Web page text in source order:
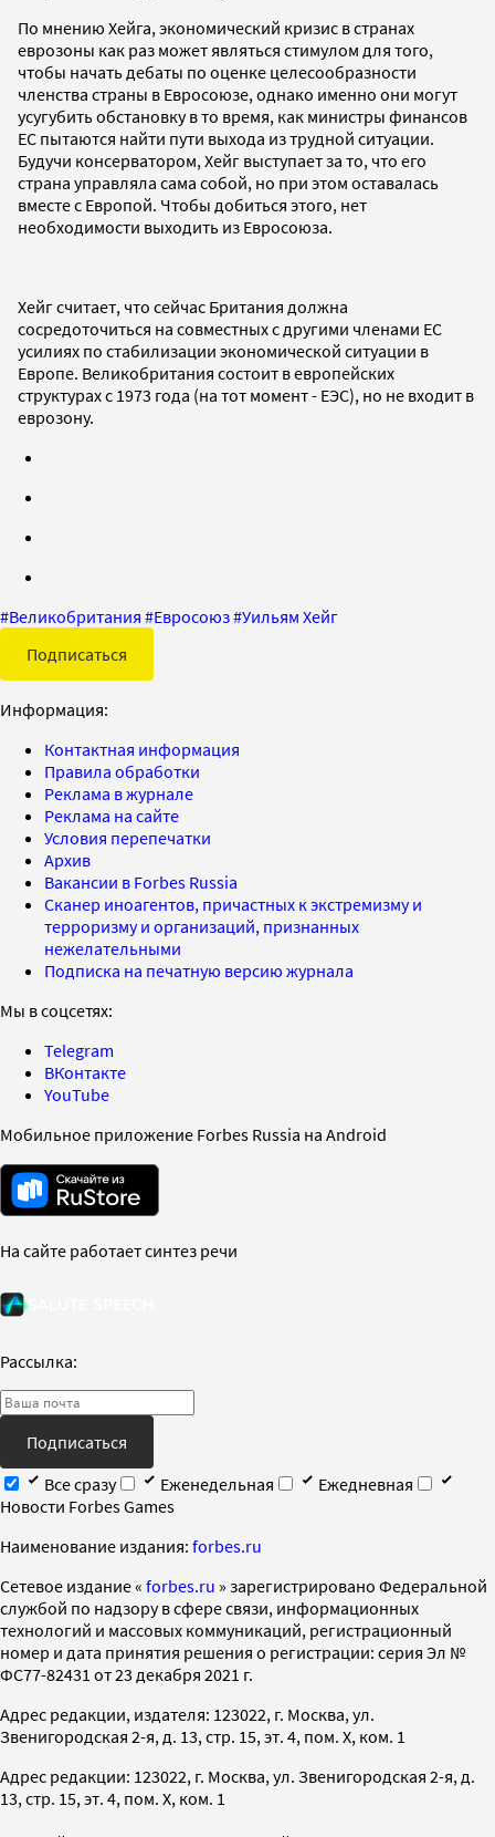
По мнению Хейга, экономический кризис в странах
еврозоны как раз может являться стимулом для того,
чтобы начать дебаты по оценке целесообразности
членства страны в Евросоюзе, однако именно они могут
усугубить обстановку в то время, как министры финансов
ЕС пытаются найти пути выхода из трудной ситуации.
Будучи консерватором, Хейг выступает за то, что его
страна управляла сама собой, но при этом оставалась
вместе с Европой. Чтобы добиться этого, нет
необходимости выходить из Евросоюза.
Хейг считает, что сейчас Британия должна
сосредоточиться на совместных с другими членами ЕС
усилиях по стабилизации экономической ситуации в
Европе. Великобритания состоит в европейских
структурах с 1973 года (на тот момент - ЕЭС), но не входит в
еврозону.
#Великобритания #Евросоюз#Уильям Хейг
Подписаться
Информация:
Контактная информация
Правила обработки
Реклама в журнале
Реклама на сайте
Условия перепечатки
Архив
Вакансии в Forbes Russia
Сканер иноагентов, причастных к экстремизму и
терроризму и организаций, признанных
нежелательными
Подписка на печатную версию журнала
Мы в соцсетях:
Telegram
ВКонтакте
YouTube
Мобильное приложение Forbes Russia на Android
На сайте работает синтез речи
Рассылка:
Подписаться
Все сразу
Еженедельная
Ежедневная
Новости Forbes Games
Наименование издания: forbes.ru
Cетевое издание « forbes.ru » зарегистрировано Федеральной
службой по надзору в сфере связи, информационных
технологий и массовых коммуникаций, регистрационный
номер и дата принятия решения о регистрации: серия Эл №
ФС77-82431 от 23 декабря 2021 г.
Адрес редакции, издателя: 123022, г. Москва, ул.
Звенигородская 2-я, д. 13, стр. 15, эт. 4, пом. X, ком. 1
Адрес редакции: 123022, г. Москва, ул. Звенигородская 2-я, д.
13, стр. 15, эт. 4, пом. X, ком. 1